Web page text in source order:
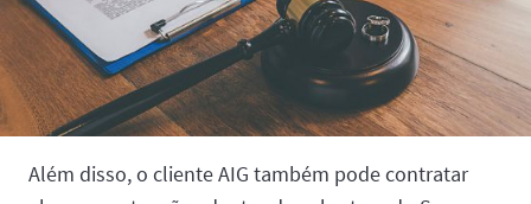
Além disso, o cliente AIG também pode contratar